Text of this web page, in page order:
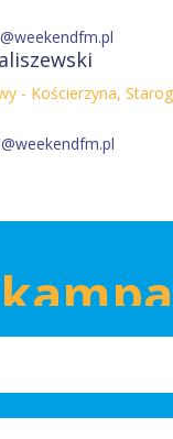
- Kościerzyna,